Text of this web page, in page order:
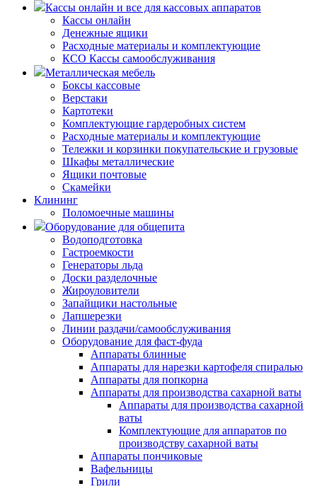
Кассы онлайн и все для кассовых аппаратов
Кассы онлайн
Денежные ящики
Расходные материалы и комплектующие
КСО Кассы самообслуживания
Металлическая мебель
Боксы кассовые
Верстаки
Картотеки
Комплектующие гардеробных систем
Расходные материалы и комплектующие
Тележки и корзинки покупательские и грузовые
Шкафы металлические
Ящики почтовые
Скамейки
Клининг
Поломоечные машины
Оборудование для общепита
Водоподготовка
Гастроемкости
Генераторы льда
Доски разделочные
Жироуловители
Запайщики настольные
Лапшерезки
Линии раздачи/самообслуживания
Оборудование для фаст-фуда
Аппараты блинные
Аппараты для нарезки картофеля спиралью
Аппараты для попкорна
Аппараты для производства сахарной ваты
Аппараты для производства сахарной
ваты
Комплектующие для аппаратов по
производству сахарной ваты
Аппараты пончиковые
Вафельницы
Грили